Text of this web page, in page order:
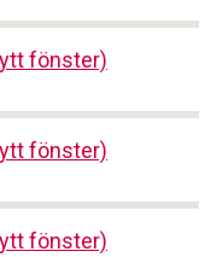
fönster)
fönster)
fönster)